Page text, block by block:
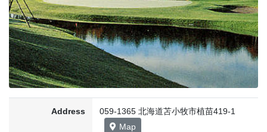
Address
059-1365 北海道苫小牧市植苗419-1
Map